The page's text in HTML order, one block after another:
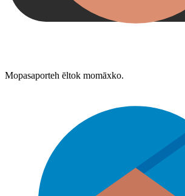
Mopasaporteh ēltok momāxko.